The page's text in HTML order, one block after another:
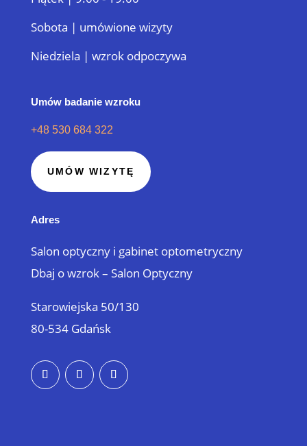
Sobota | umówione wizyty
Niedziela | wzrok odpoczywa
Umów badanie wzroku
+48 530 684 322
UMÓW WIZYTĘ
Adres
Salon optyczny i gabinet optometryczny
Dbaj o wzrok – Salon Optyczny
Starowiejska 50/130
80-534 Gdańsk